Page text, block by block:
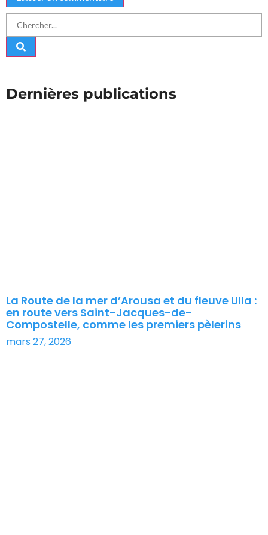
Dernières publications
La Route de la mer d’Arousa et du fleuve Ulla :
en route vers Saint-Jacques-de-
Compostelle, comme les premiers pèlerins
mars 27, 2026